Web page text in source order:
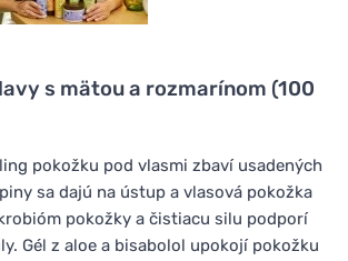
s mätou a rozmarínom (100
pokožku pod vlasmi zbaví usadených
sa dajú na ústup a vlasová pokožka
pokožky a čistiacu silu podporí
Gél z aloe a bisabolol upokojí pokožku